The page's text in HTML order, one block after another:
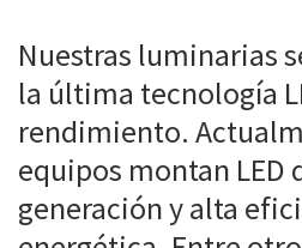
Nuestras luminarias
la última tecnología
rendimiento.
equipos montan LED
generación y alta